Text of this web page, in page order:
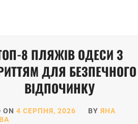
8 ПЛЯЖІВ ОДЕСИ З
ДЛЯ БЕЗПЕЧНОГО
ВІДПОЧИНКУ
ON 4 СЕРПНЯ, 2026 BY ЯНА